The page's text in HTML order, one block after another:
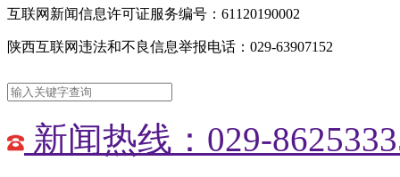
互联网新闻信息许可证服务编号：61120190002
陕西互联网违法和不良信息举报电话：029-63907152
新闻热线：029-